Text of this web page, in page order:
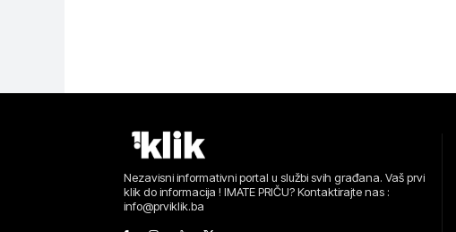
Nezavisni informativni portal u službi svih građana. Vaš prvi
klik do informacija ! IMATE PRIČU? Kontaktirajte nas :
info@prviklik.ba